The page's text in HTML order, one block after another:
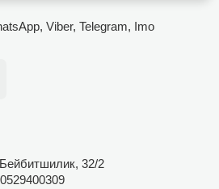
Viber, Telegram, Imo
32/2